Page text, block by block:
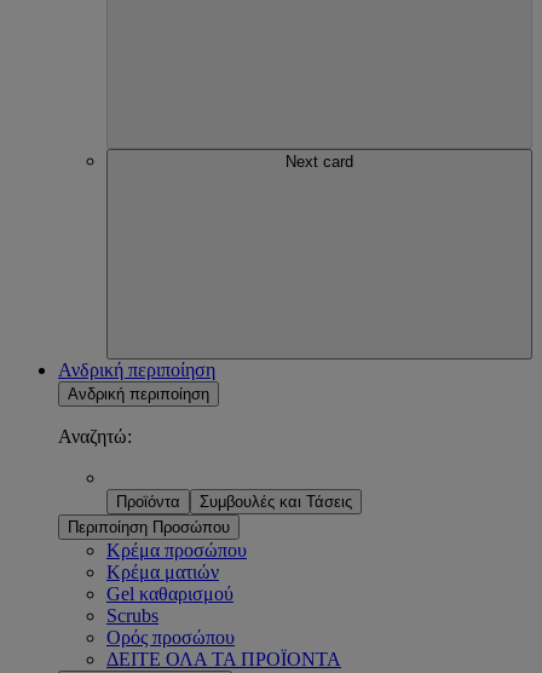
Next card
Ανδρική περιποίηση
Ανδρική περιποίηση
Αναζητώ:
Προϊόντα
Συμβουλές και Τάσεις
Περιποίηση Προσώπου
Κρέμα προσώπου
Κρέμα ματιών
Gel καθαρισμού
Scrubs
Ορός προσώπου
ΔΕΙΤΕ ΟΛΑ ΤΑ ΠΡΟΪΟΝΤΑ